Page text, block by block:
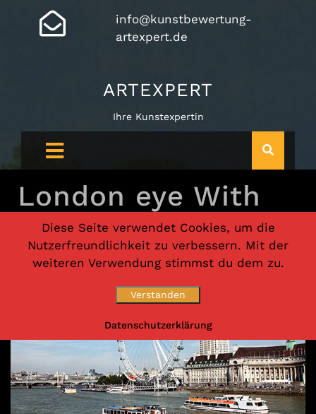
info@kunstbewertung-
artexpert.de
ARTEXPERT
Ihre Kunstexpertin
London eye With
River Thames
Diese Seite verwendet Cookies, um die
Nutzerfreundlichkeit zu verbessern. Mit der
weiteren Verwendung stimmst du dem zu.
Verstanden
Datenschutzerklärung